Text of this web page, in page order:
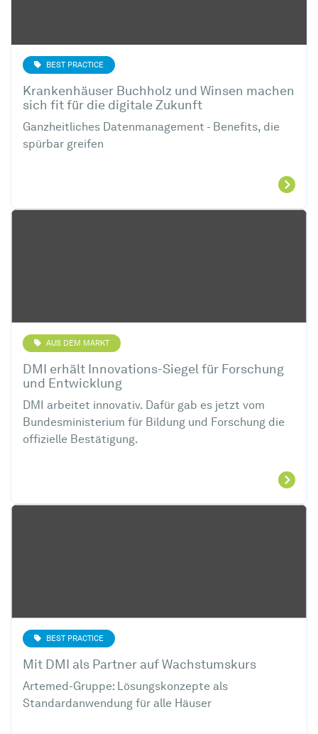
BEST PRACTICE
Krankenhäuser Buchholz und Winsen machen
sich fit für die digitale Zukunft
Ganzheitliches Datenmanagement - Benefits, die
spürbar greifen
AUS DEM MARKT
DMI erhält Innovations-Siegel für Forschung
und Entwicklung
DMI arbeitet innovativ. Dafür gab es jetzt vom
Bundesministerium für Bildung und Forschung die
offizielle Bestätigung.
BEST PRACTICE
Mit DMI als Partner auf Wachstumskurs
Artemed-Gruppe: Lösungskonzepte als
Standardanwendung für alle Häuser